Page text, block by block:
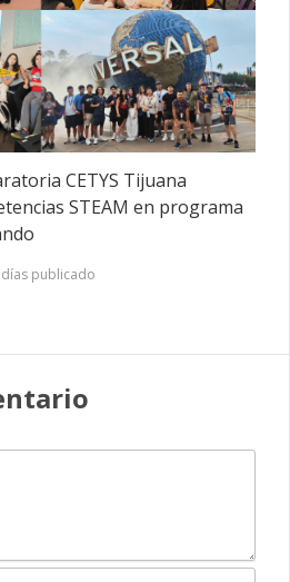
CETYS Tijuana
STEAM en programa
días publicado